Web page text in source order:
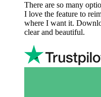
There are so many
I love the feature to
where I want it.
clear and beautiful.